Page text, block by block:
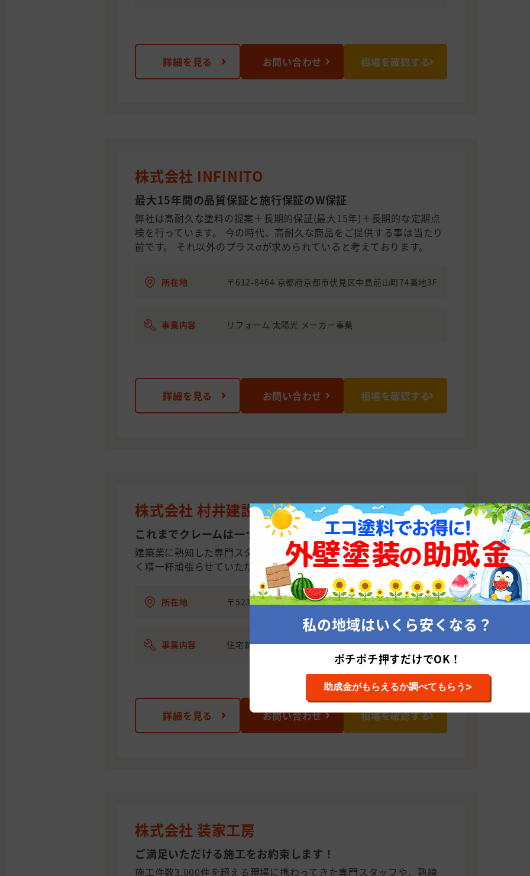
詳細を見る お問い合わせ 相場を確認する
株式会社 INFINITO
最大15年間の品質保証と施行保証のW保証
弊社は高耐久な塗料の提案＋長期的保証(最大15年)＋長期的な定期点
検を行っています。 今の時代、高耐久な商品をご提供する事は当たり
前です。 それ以外のプラスαが求められていると考えております。
所在地 〒612-8464 京都府京都市伏見区中島前山町74番地3F
事業内容 リフォーム 太陽光 メーカー事業
詳細を見る お問い合わせ 相場を確認する
株式会社 村井建設
これまでクレームは一つもありません！
建築業に熟知した専門スタッフを構え、お客様のニーズにお応えすべ
く精一杯頑張らせていただきます。
所在地 〒523-0816 滋賀県近江八幡市西庄町32番地
事業内容 住宅新築、リフォーム全般
詳細を見る お問い合わせ 相場を確認する
株式会社 装家工房
ご満足いただける施工をお約束します！
施工件数3,000件を超える現場に携わってきた専門スタッフや、熟練
私の地域はいくら安くなる？
ポチポチ押すだけでOK！
助成金がもらえるか調べてもらう>